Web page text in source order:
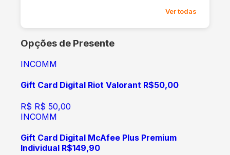
Ver todas
Opções de Presente
INCOMM
Gift Card Digital Riot Valorant R$50,00
R$ R$ 50,00
INCOMM
Gift Card Digital McAfee Plus Premium
Individual R$149,90